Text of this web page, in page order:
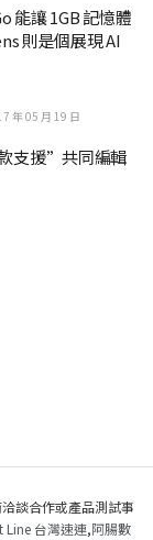
能讓 1GB 記憶體
則是個展現 AI
年 05 月 19 日
支援”共同編輯
談合作或產品測試事
Line 台灣速連,阿腸數